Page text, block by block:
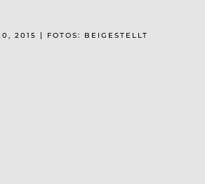
2015 | FOTOS: BEIGESTELLT